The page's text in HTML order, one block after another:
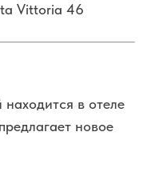
Vittoria 46
в отеле
новое